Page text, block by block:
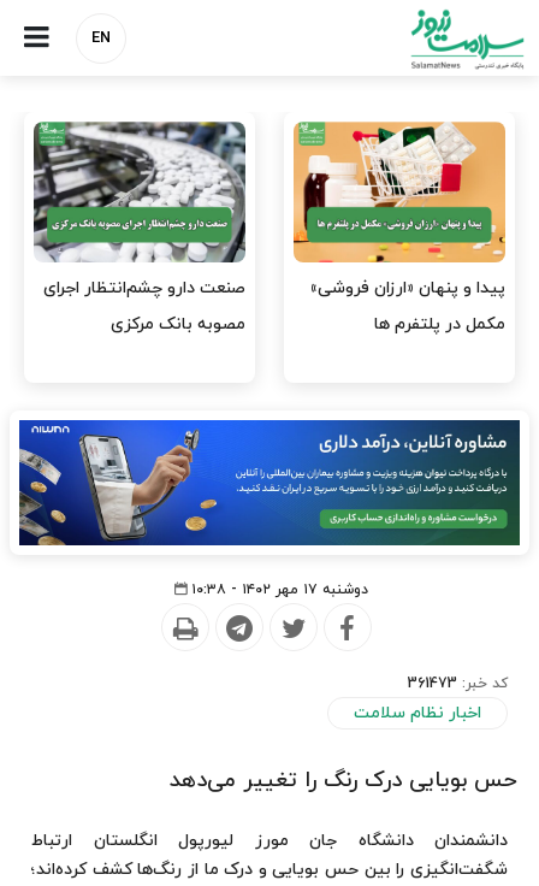
EN
هشدار کانون هموفیلی ایران:
۴ هزار بیمار ۸ ماه است
نسخه وزارت بهداشت برای
مهار پزشک‌نماهای
دوشنبه ۱۷ مهر ۱۴۰۲ - ۱۰:۳۸
کد خبر: 361473
اخبار نظام سلامت
حس بویایی درک رنگ را تغییر می‌دهد
دانشمندان دانشگاه جان مورز لیورپول انگلستان ارتباط
شگفت‌انگیزی را بین حس بویایی و درک ما از رنگ‌ها کشف کرده‌اند؛